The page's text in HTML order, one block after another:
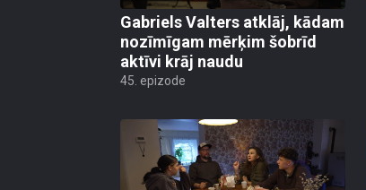
Gabriels Valters atklāj, kādam
nozīmīgam mērķim šobrīd
aktīvi krāj naudu
45. epizode